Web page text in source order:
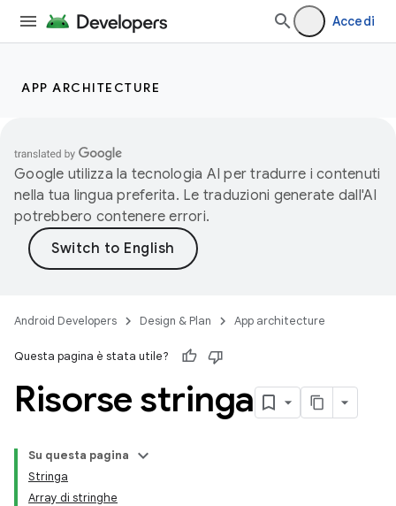
Accedi
APP ARCHITECTURE
Google utilizza la tecnologia AI per tradurre i contenuti
nella tua lingua preferita. Le traduzioni generate dall'AI
potrebbero contenere errori.
Android Developers Design & Plan App architecture
Questa pagina è stata utile?
Risorse stringa
Su questa pagina
Stringa
Array di stringhe